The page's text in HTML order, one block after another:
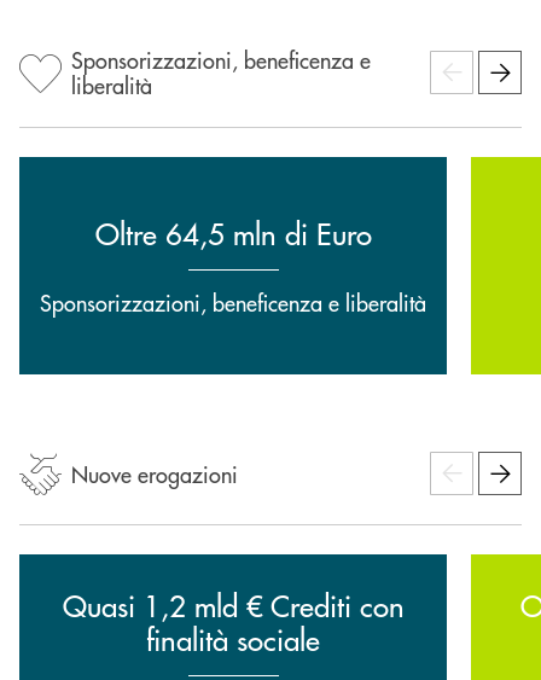
Sponsorizzazioni, beneficenza e
liberalità
Oltre 64,5 mln di Euro
Sponsorizzazioni, beneficenza e liberalità
Nuove erogazioni
Quasi 1,2 mld € Crediti con
finalità sociale